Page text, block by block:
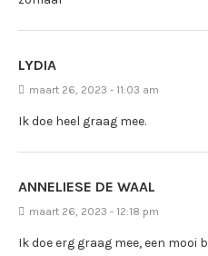
LYDIA
maart 26, 2023 - 11:03 am
Ik doe heel graag mee.
ANNELIESE DE WAAL
maart 26, 2023 - 12:18 pm
Ik doe erg graag mee, een mooi